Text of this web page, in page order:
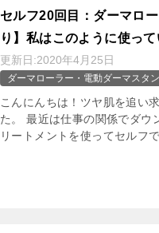
セルフ20回目：ダーマロ
り】私はこのように使っ
更新日:2020年4月25日
ダーマローラー・電動ダーマスタ
こんにんちは！ツヤ肌を追い
た。 最近は仕事の関係でダウ
リートメントを使ってセルフ